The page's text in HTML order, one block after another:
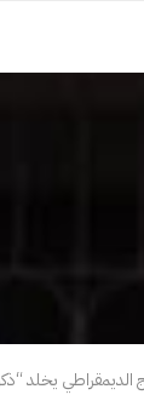
الديمقراطي يخلد